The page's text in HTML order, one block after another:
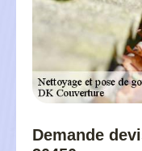
Demande